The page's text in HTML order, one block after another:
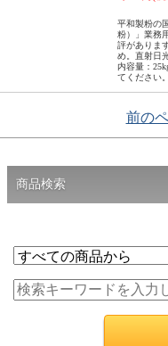
平和製粉の
粉）」業務
評がありま
め。直射日
内容量：
てください。
前の
商品検索